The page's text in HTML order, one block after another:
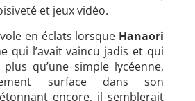
et jeux vidéo.
en éclats lorsque Hanaori
qui l’avait vaincu jadis et qui
qu’une simple lycéenne,
surface dans son
encore, il semblerait